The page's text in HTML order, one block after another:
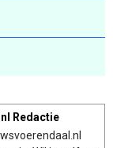
Redactie